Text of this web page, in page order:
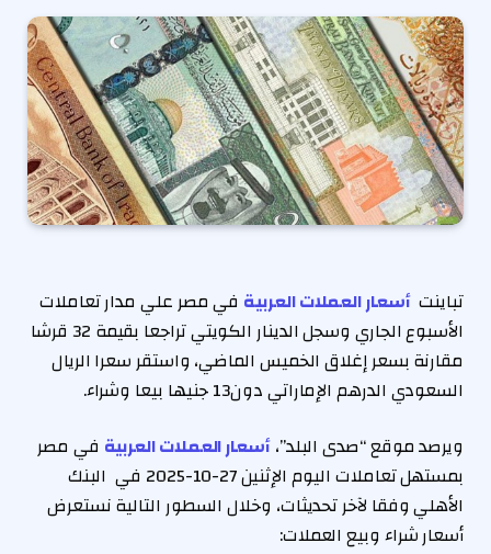
تباينت أسعار العملات العربية في مصر علي مدار تعاملات
الأسبوع الجاري وسجل الدينار الكويتي تراجعا بقيمة 32 قرشا
مقارنة بسعر إغلاق الخميس الماضي، واستقر سعرا الريال
السعودي الدرهم الإماراتي دون13 جنيها بيعا وشراء.
ويرصد موقع “صدى البلد”،أسعار العملات العربية في مصر
بمستهل تعاملات اليوم الإثنين 27-10-2025 في البنك
الأهلي وفقا لآخر تحديثات، وخلال السطور التالية نستعرض
أسعار شراء وبيع العملات: